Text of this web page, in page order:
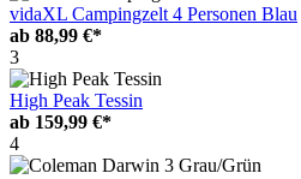
vidaXL Campingzelt 4 Personen Blau
ab 88,99 €*
3
High Peak Tessin
ab 159,99 €*
4